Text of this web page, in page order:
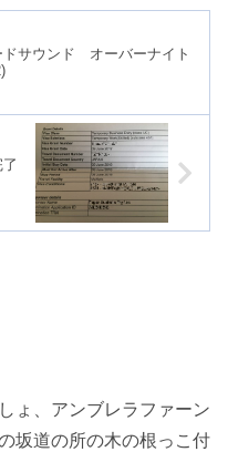
ドサウンド オーバーナイト
ょ、アンブレラファーン
坂道の所の木の根っこ付